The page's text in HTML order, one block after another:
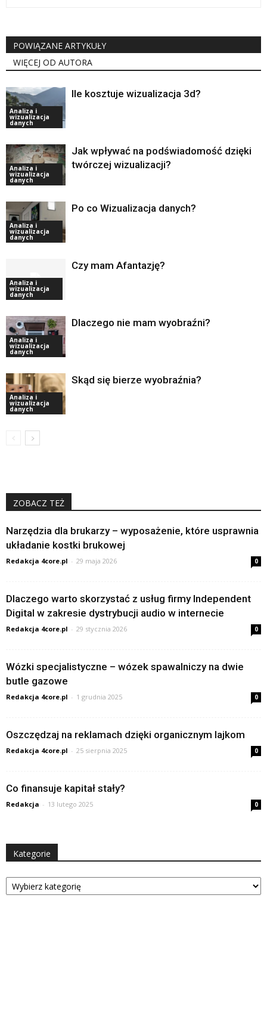
POWIĄZANE ARTYKUŁY
WIĘCEJ OD AUTORA
Analiza i
wizualizacja
danych
Ile kosztuje wizualizacja 3d?
Analiza i
wizualizacja
danych
Jak wpływać na podświadomość dzięki
twórczej wizualizacji?
Analiza i
wizualizacja
danych
Po co Wizualizacja danych?
Analiza i
wizualizacja
danych
Czy mam Afantazję?
Analiza i
wizualizacja
danych
Dlaczego nie mam wyobraźni?
Analiza i
wizualizacja
danych
Skąd się bierze wyobraźnia?
ZOBACZ TEŻ
Narzędzia dla brukarzy – wyposażenie, które usprawnia
układanie kostki brukowej
Redakcja 4core.pl - 29 maja 2026 0
Dlaczego warto skorzystać z usług firmy Independent
Digital w zakresie dystrybucji audio w internecie
Redakcja 4core.pl - 29 stycznia 2026 0
Wózki specjalistyczne – wózek spawalniczy na dwie
butle gazowe
Redakcja 4core.pl - 1 grudnia 2025 0
Oszczędzaj na reklamach dzięki organicznym lajkom
Redakcja 4core.pl - 25 sierpnia 2025 0
Co finansuje kapitał stały?
Redakcja - 13 lutego 2025 0
Kategorie
Kategorie